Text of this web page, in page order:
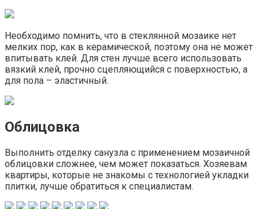
Необходимо помнить, что в стеклянной мозаике нет
мелких пор, как в керамической, поэтому она не может
впитывать клей. Для стен лучше всего использовать
вязкий клей, прочно сцепляющийся с поверхностью, а
для пола – эластичный.
Облицовка
Выполнить отделку санузла с применением мозаичной
облицовки сложнее, чем может показаться. Хозяевам
квартиры, которые не знакомы с технологией укладки
плитки, лучше обратиться к специалистам.